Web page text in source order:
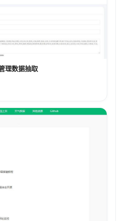
理数据抽取